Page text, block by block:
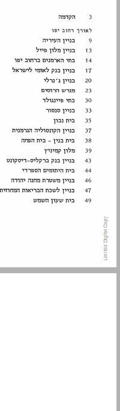
בניין העיריה ... 9